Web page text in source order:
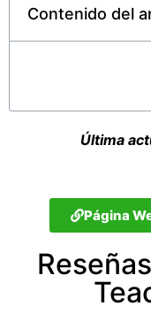
Contenido del
Última
Página